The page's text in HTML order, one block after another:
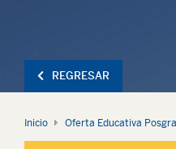
REGRESAR
Inicio Oferta Educativa